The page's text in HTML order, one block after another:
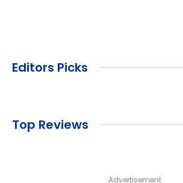
Editors Picks
Top Reviews
Advertisement